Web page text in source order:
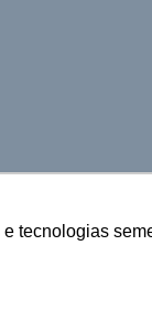
tecnologias